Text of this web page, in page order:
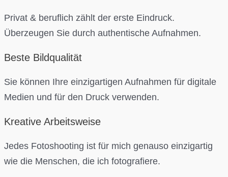
Privat & beruflich zählt der erste Eindruck.
Überzeugen Sie durch authentische Aufnahmen.
Beste Bildqualität
Sie können Ihre einzigartigen Aufnahmen für digitale
Medien und für den Druck verwenden.
Kreative Arbeitsweise
Jedes Fotoshooting ist für mich genauso einzigartig
wie die Menschen, die ich fotografiere.